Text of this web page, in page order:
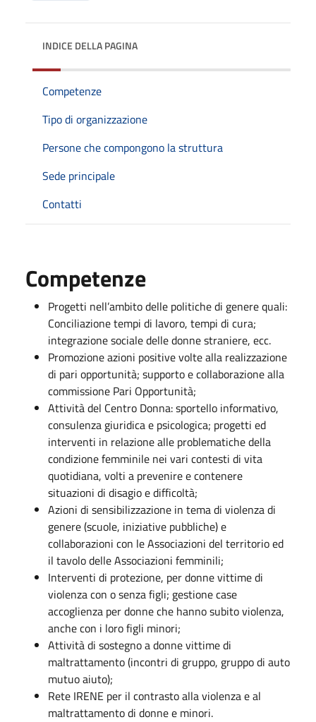
INDICE DELLA PAGINA
Competenze
Tipo di organizzazione
Persone che compongono la struttura
Sede principale
Contatti
Competenze
Progetti nell’ambito delle politiche di genere quali:
Conciliazione tempi di lavoro, tempi di cura;
integrazione sociale delle donne straniere, ecc.
Promozione azioni positive volte alla realizzazione
di pari opportunità; supporto e collaborazione alla
commissione Pari Opportunità;
Attività del Centro Donna: sportello informativo,
consulenza giuridica e psicologica; progetti ed
interventi in relazione alle problematiche della
condizione femminile nei vari contesti di vita
quotidiana, volti a prevenire e contenere
situazioni di disagio e difficoltà;
Azioni di sensibilizzazione in tema di violenza di
genere (scuole, iniziative pubbliche) e
collaborazioni con le Associazioni del territorio ed
il tavolo delle Associazioni femminili;
Interventi di protezione, per donne vittime di
violenza con o senza figli; gestione case
accoglienza per donne che hanno subito violenza,
anche con i loro figli minori;
Attività di sostegno a donne vittime di
maltrattamento (incontri di gruppo, gruppo di auto
mutuo aiuto);
Rete IRENE per il contrasto alla violenza e al
maltrattamento di donne e minori.